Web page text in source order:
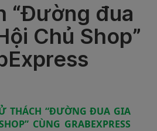
“Đường đua
Chủ Shop”
THÁCH “ĐƯỜNG ĐUA GIA
CÙNG GRABEXPRESS